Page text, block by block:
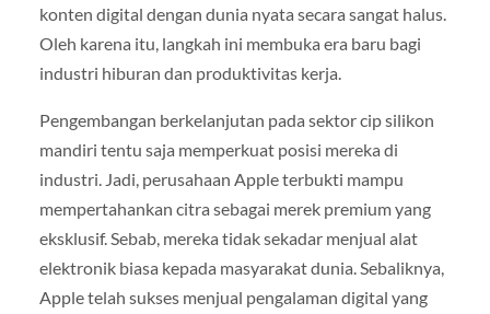
konten digital dengan dunia nyata secara sangat halus.
Oleh karena itu, langkah ini membuka era baru bagi
industri hiburan dan produktivitas kerja.
Pengembangan berkelanjutan pada sektor cip silikon
mandiri tentu saja memperkuat posisi mereka di
industri. Jadi, perusahaan Apple terbukti mampu
mempertahankan citra sebagai merek premium yang
eksklusif. Sebab, mereka tidak sekadar menjual alat
elektronik biasa kepada masyarakat dunia. Sebaliknya,
Apple telah sukses menjual pengalaman digital yang